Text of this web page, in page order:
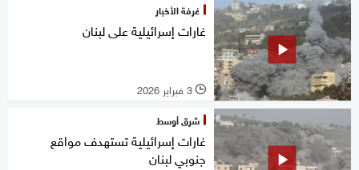
غرفة الأخبار
غارات إسرائيلية على لبنان
l 3 فبراير 2026
شرق أوسط
غارات إسرائيلية تستهدف مواقع
جنوبي لبنان